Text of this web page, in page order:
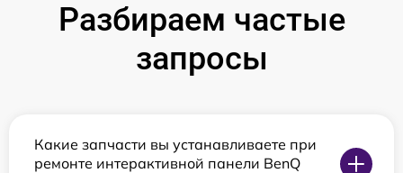
Разбираем частые
запросы
Какие запчасти вы устанавливаете при
ремонте интерактивной панели BenQ